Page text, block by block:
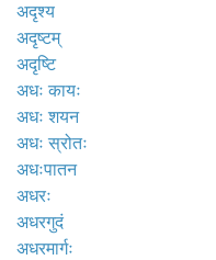
अदृश्य
अदृष्टम्
अदृष्टि
अधः कायः
अधः शयन
अधः स्रोतः
अधःपातन
अधरः
अधरगुदं
अधरमार्गः